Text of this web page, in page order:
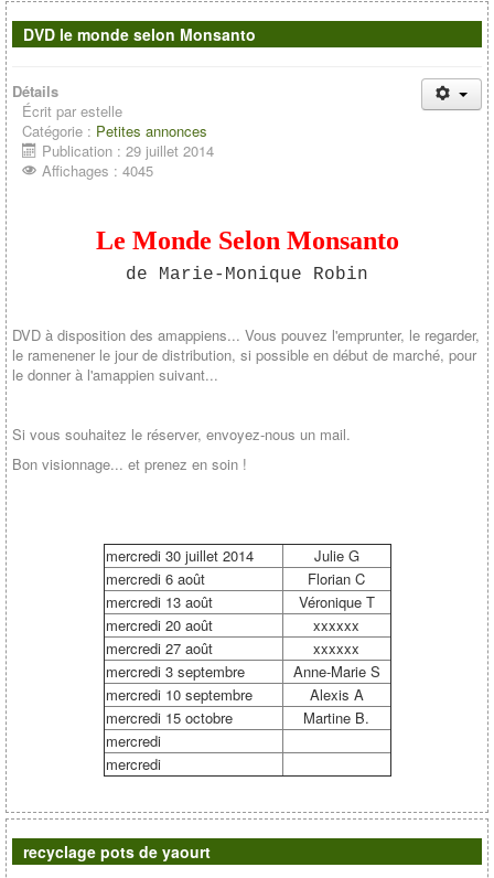
Contacts
DVD le monde selon Monsanto
Détails
Écrit par estelle
Catégorie : Petites annonces
Publication : 29 juillet 2014
Affichages : 4045
Le Monde Selon Monsanto
de Marie-Monique Robin
DVD à disposition des amappiens... Vous pouvez l'emprunter, le regarder,
le ramenener le jour de distribution, si possible en début de marché, pour
le donner à l'amappien suivant...
Si vous souhaitez le réserver, envoyez-nous un mail.
Bon visionnage... et prenez en soin !
mercredi 30 juillet 2014
Julie G
mercredi 6 août
Florian C
mercredi 13 août
Véronique T
mercredi 20 août
xxxxxx
mercredi 27 août
xxxxxx
mercredi 3 septembre
Anne-Marie S
mercredi 10 septembre
Alexis A
mercredi 15 octobre
Martine B.
mercredi
mercredi
recyclage pots de yaourt